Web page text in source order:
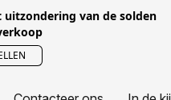
uitzondering van de solden